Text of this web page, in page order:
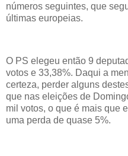
números seguintes, que
últimas europeias.
O PS elegeu então 9
votos e 33,38%. Daqui a
certeza, perder alguns
que nas eleições de
mil votos, o que é mais que
uma perda de quase 5%.